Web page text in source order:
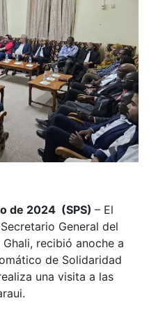
de 2024 (SPS) – El
General del
Ghali, recibió anoche a
de Solidaridad
una visita a las